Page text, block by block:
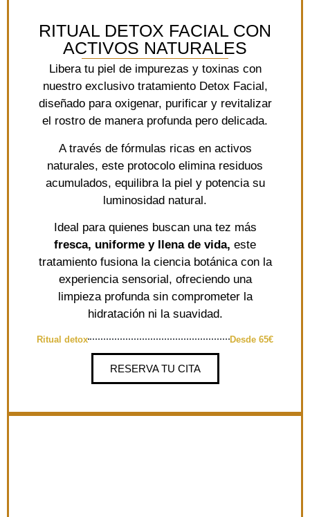
RITUAL DETOX FACIAL CON
ACTIVOS NATURALES
Libera tu piel de impurezas y toxinas con
nuestro exclusivo tratamiento Detox Facial,
diseñado para oxigenar, purificar y revitalizar
el rostro de manera profunda pero delicada.
A través de fórmulas ricas en activos
naturales, este protocolo elimina residuos
acumulados, equilibra la piel y potencia su
luminosidad natural.
Ideal para quienes buscan una tez más
fresca, uniforme y llena de vida, este
tratamiento fusiona la ciencia botánica con la
experiencia sensorial, ofreciendo una
limpieza profunda sin comprometer la
hidratación ni la suavidad.
Ritual detox Desde 65€
RESERVA TU CITA